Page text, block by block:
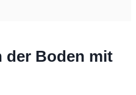
der Boden mit